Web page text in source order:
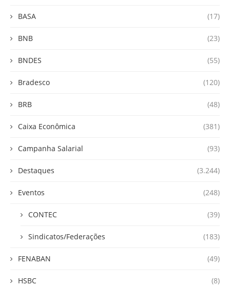
BASA (17)
BNB (23)
BNDES (55)
Bradesco (120)
BRB (48)
Caixa Econômica (381)
Campanha Salarial (93)
Destaques (3.244)
Eventos (248)
CONTEC (39)
Sindicatos/Federações (183)
FENABAN (49)
HSBC (8)